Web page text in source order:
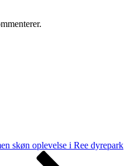
skøn oplevelse i Ree dyrepark